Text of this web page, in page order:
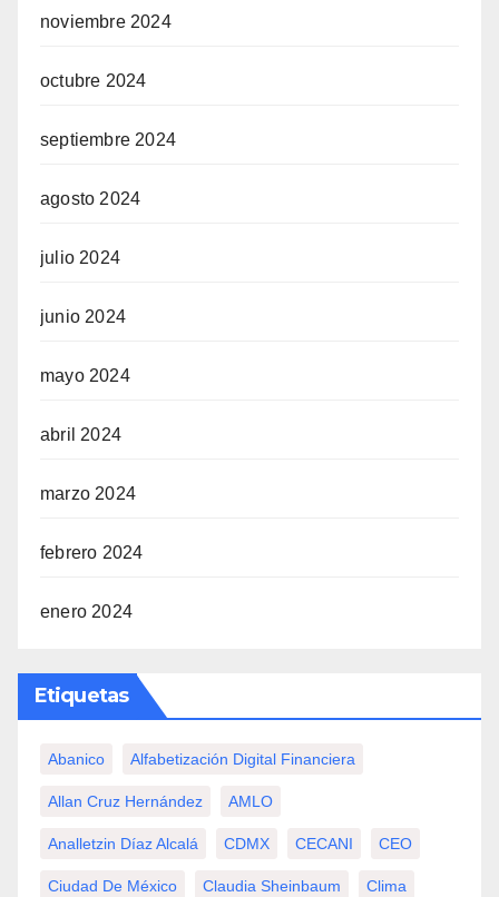
noviembre 2024
octubre 2024
septiembre 2024
agosto 2024
julio 2024
junio 2024
mayo 2024
abril 2024
marzo 2024
febrero 2024
enero 2024
Etiquetas
Abanico Alfabetización Digital Financiera
Allan Cruz Hernández AMLO
Analletzin Díaz Alcalá CDMX CECANI CEO
Ciudad De México Claudia Sheinbaum Clima